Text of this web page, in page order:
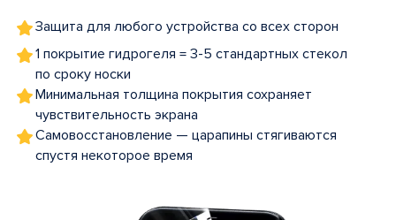
Защита для любого устройства со всех сторон
1 покрытие гидрогеля = 3-5 стандартных стекол
по сроку носки
Минимальная толщина покрытия сохраняет
чувствительность экрана
Самовосстановление — царапины стягиваются
спустя некоторое время